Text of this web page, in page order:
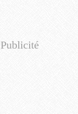
Publicité